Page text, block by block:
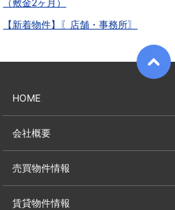
（敷金2ヶ月）
【新着物件】〖店舗・事務所〗
HOME
会社概要
売買物件情報
賃貸物件情報